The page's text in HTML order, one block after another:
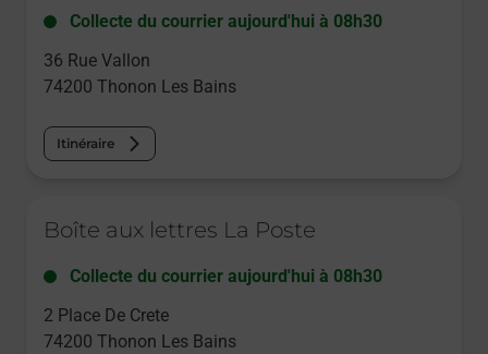
Collecte du courrier aujourd'hui à 08h30
36 Rue Vallon
74200 Thonon Les Bains
Itinéraire
Boîte aux lettres La Poste
Collecte du courrier aujourd'hui à 08h30
2 Place De Crete
74200 Thonon Les Bains